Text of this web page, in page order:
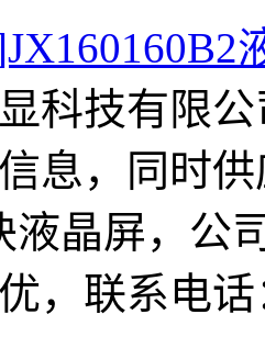
科技有限
息，同时
液晶屏，公
，联系电话